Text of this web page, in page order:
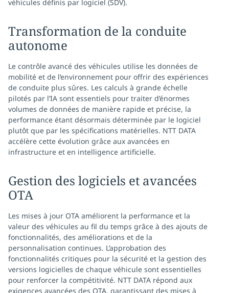
véhicules définis par logiciel (SDV).
Transformation de la conduite
autonome
Le contrôle avancé des véhicules utilise les données de
mobilité et de l’environnement pour offrir des expériences
de conduite plus sûres. Les calculs à grande échelle
pilotés par l’IA sont essentiels pour traiter d’énormes
volumes de données de manière rapide et précise, la
performance étant désormais déterminée par le logiciel
plutôt que par les spécifications matérielles. NTT DATA
accélère cette évolution grâce aux avancées en
infrastructure et en intelligence artificielle.
Gestion des logiciels et avancées
OTA
Les mises à jour OTA améliorent la performance et la
valeur des véhicules au fil du temps grâce à des ajouts de
fonctionnalités, des améliorations et de la
personnalisation continues. L’approbation des
fonctionnalités critiques pour la sécurité et la gestion des
versions logicielles de chaque véhicule sont essentielles
pour renforcer la compétitivité. NTT DATA répond aux
exigences avancées des OTA, garantissant des mises à